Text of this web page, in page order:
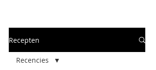
Recepten
Recencies